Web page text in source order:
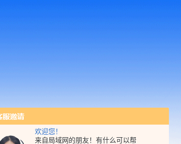
欢迎您！
来自局域网的朋友！有什么可以帮